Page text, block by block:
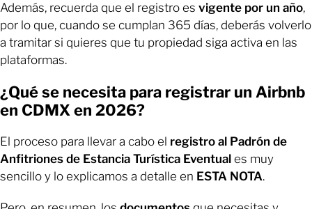
Además, recuerda que el registro es vigente por un año,
por lo que, cuando se cumplan 365 días, deberás volverlo
a tramitar si quieres que tu propiedad siga activa en las
plataformas.
¿Qué se necesita para registrar un Airbnb
en CDMX en 2026?
El proceso para llevar a cabo el registro al Padrón de
Anfitriones de Estancia Turística Eventual es muy
sencillo y lo explicamos a detalle en ESTA NOTA.